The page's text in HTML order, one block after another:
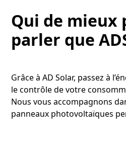
Qui de mieux
parler que
Grâce à AD Solar, passez à
le contrôle de votre
Nous vous accompagnons
panneaux photovoltaïques